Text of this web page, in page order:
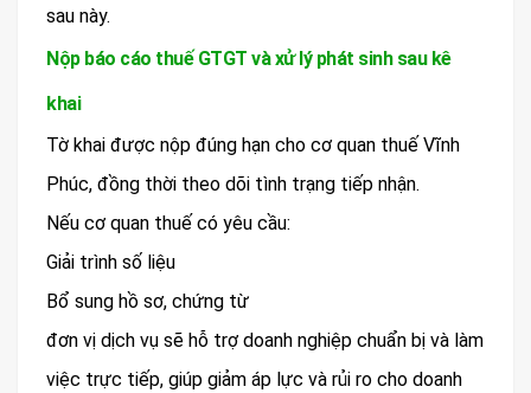
sau này.
Nộp báo cáo thuế GTGT và xử lý phát sinh sau kê
khai
Tờ khai được nộp đúng hạn cho cơ quan thuế Vĩnh
Phúc, đồng thời theo dõi tình trạng tiếp nhận.
Nếu cơ quan thuế có yêu cầu:
Giải trình số liệu
Bổ sung hồ sơ, chứng từ
đơn vị dịch vụ sẽ hỗ trợ doanh nghiệp chuẩn bị và làm
việc trực tiếp, giúp giảm áp lực và rủi ro cho doanh